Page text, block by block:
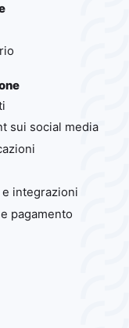
sui social media
integrazioni
pagamento